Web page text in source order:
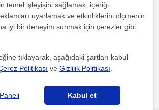
Türk Dili ve Edebiyati mezunuyum.
ve Edebiyat benim için yalnizca...
Ücretsiz iletişime geç
temel işleyişini sağlamak, içeriği
uyarlamak ve etkinliklerini ölçmenin
iyi bir deneyim sunmak için çerezler gibi
tıklayarak, aşağıdaki şartları kabul
Politikası veGizlilik Politikası
Kabul et